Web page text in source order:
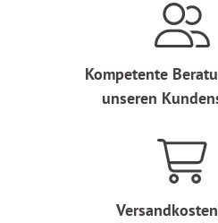
Kompetente
unseren